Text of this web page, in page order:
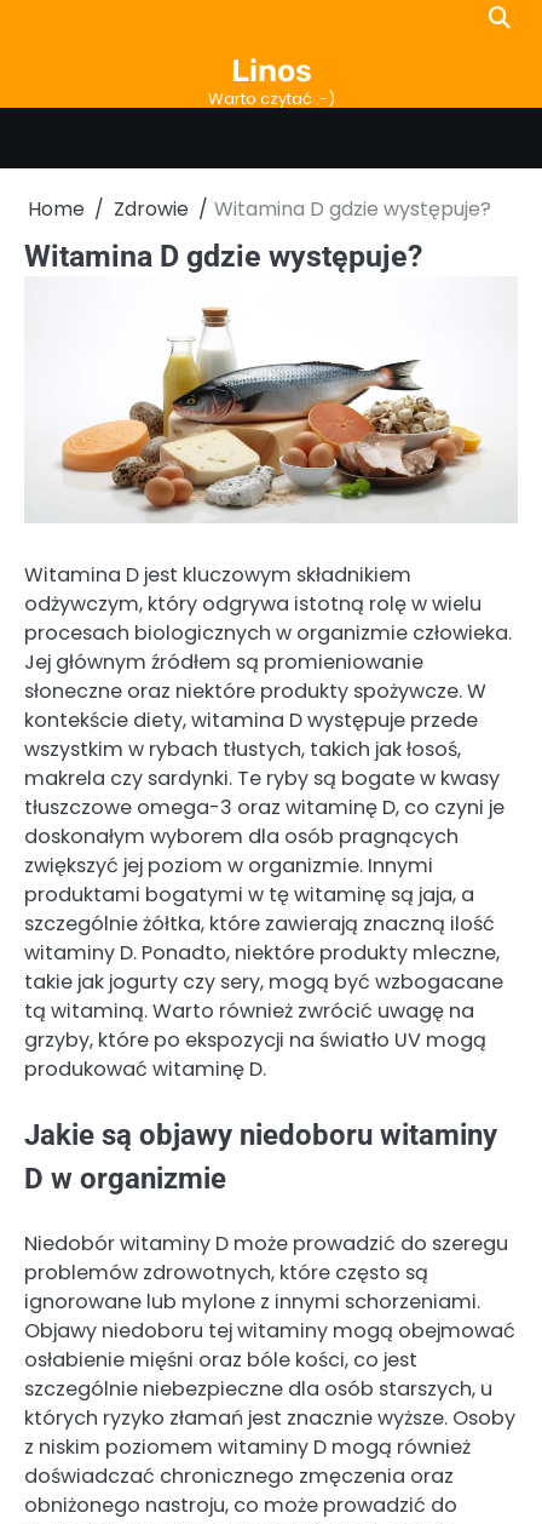
Linos
Warto czytać :-)
Home Zdrowie Witamina D gdzie występuje?
Witamina D gdzie występuje?
Witamina D jest kluczowym składnikiem
odżywczym, który odgrywa istotną rolę w wielu
procesach biologicznych w organizmie człowieka.
Jej głównym źródłem są promieniowanie
słoneczne oraz niektóre produkty spożywcze. W
kontekście diety, witamina D występuje przede
wszystkim w rybach tłustych, takich jak łosoś,
makrela czy sardynki. Te ryby są bogate w kwasy
tłuszczowe omega-3 oraz witaminę D, co czyni je
doskonałym wyborem dla osób pragnących
zwiększyć jej poziom w organizmie. Innymi
produktami bogatymi w tę witaminę są jaja, a
szczególnie żółtka, które zawierają znaczną ilość
witaminy D. Ponadto, niektóre produkty mleczne,
takie jak jogurty czy sery, mogą być wzbogacane
tą witaminą. Warto również zwrócić uwagę na
grzyby, które po ekspozycji na światło UV mogą
produkować witaminę D.
Jakie są objawy niedoboru witaminy
D w organizmie
Niedobór witaminy D może prowadzić do szeregu
problemów zdrowotnych, które często są
ignorowane lub mylone z innymi schorzeniami.
Objawy niedoboru tej witaminy mogą obejmować
osłabienie mięśni oraz bóle kości, co jest
szczególnie niebezpieczne dla osób starszych, u
których ryzyko złamań jest znacznie wyższe. Osoby
z niskim poziomem witaminy D mogą również
doświadczać chronicznego zmęczenia oraz
obniżonego nastroju, co może prowadzić do